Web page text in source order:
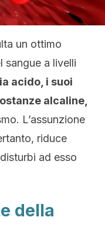
un ottimo
sangue a livelli
acido, i suoi
alcaline,
L’assunzione
riduce
ad esso
della